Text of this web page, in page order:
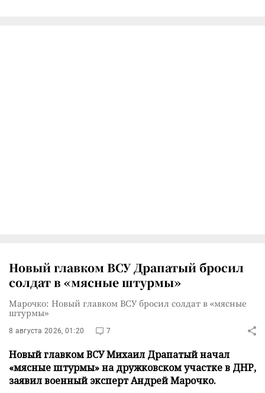
Новый главком ВСУ Драпатый бросил
солдат в «мясные штурмы»
Марочко: Новый главком ВСУ бросил солдат в «мясные
штурмы»
8 августа 2026, 01:20 7
Новый главком ВСУ Михаил Драпатый начал
«мясные штурмы» на дружковском участке в ДНР,
заявил военный эксперт Андрей Марочко.